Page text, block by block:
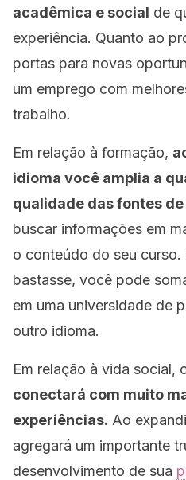
acadêmica e social de
experiência. Quanto ao
portas para novas
um emprego com
trabalho.
Em relação à formação,
idioma você amplia a
qualidade das fontes de
buscar informações em
o conteúdo do seu curso.
bastasse, você pode
em uma universidade de
outro idioma.
Em relação à vida social,
conectará com muito
experiências. Ao
agregará um importante
desenvolvimento de sua